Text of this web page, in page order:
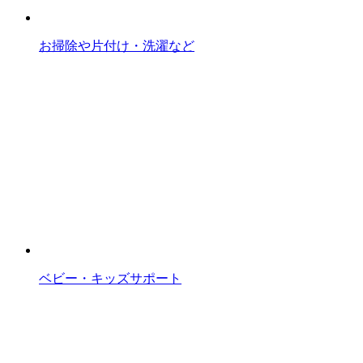
お掃除や片付け・洗濯など
ベビー・キッズサポート